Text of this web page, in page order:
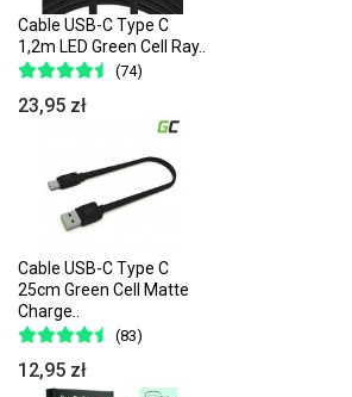
Cable USB-C Type C
1,2m LED Green Cell Ray..
(74)
23,95 zł
Cable USB-C Type C
25cm Green Cell Matte
Charge..
(83)
12,95 zł